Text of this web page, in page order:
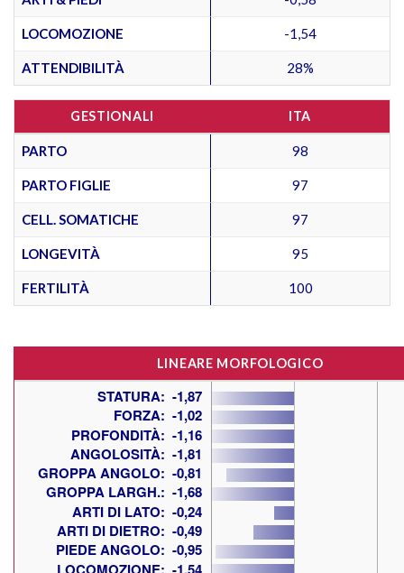
LOCOMOZIONE -1,54
ATTENDIBILITÀ 28%
GESTIONALI ITA
PARTO 98
PARTO FIGLIE 97
CELL. SOMATICHE 97
LONGEVITÀ 95
FERTILITÀ 100
LINEARE MORFOLOGICO